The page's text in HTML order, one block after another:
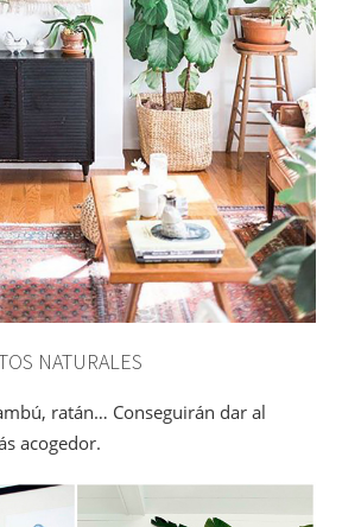
NATURALES
ratán… Conseguirán dar al
acogedor.